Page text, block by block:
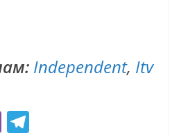
Independent, Itv
Vi